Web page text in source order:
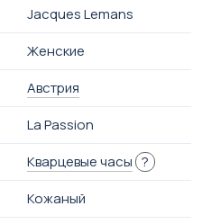
Jacques Lemans
Женские
Австрия
La Passion
Кварцевые часы ?
Кожаный